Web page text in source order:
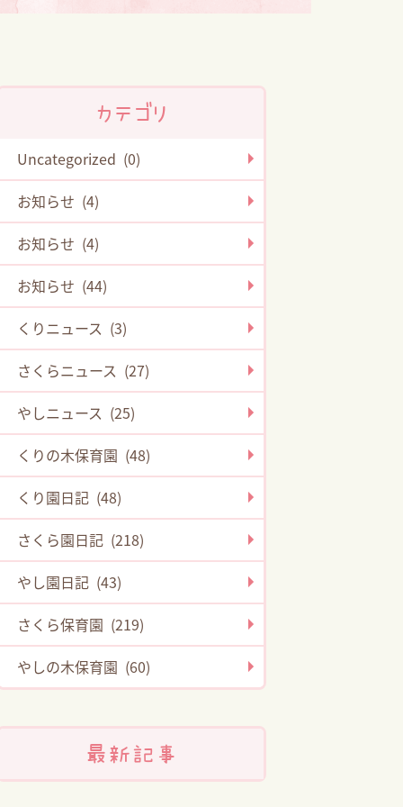
カテゴリ
Uncategorized (0)
お知らせ (4)
お知らせ (4)
お知らせ (44)
くりニュース (3)
さくらニュース (27)
やしニュース (25)
くりの木保育園 (48)
くり園日記 (48)
さくら園日記 (218)
やし園日記 (43)
さくら保育園 (219)
やしの木保育園 (60)
最新記事